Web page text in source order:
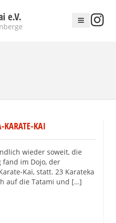
e.V.
KARATE-KAI
wieder soweit, die
im Dojo, der
Kai, statt. 23 Karateka
auf die Tatami und […]